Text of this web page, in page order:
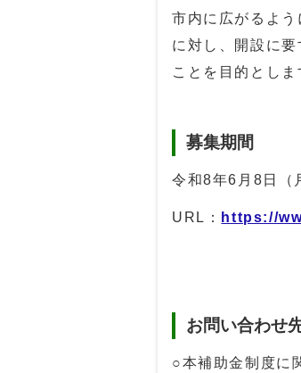
市内に広がるよ
に対し、開設に
ことを目的としま
募集期間
令和8年6月8日（
URL ： https://
お問い合わせ
○本補助金制度に